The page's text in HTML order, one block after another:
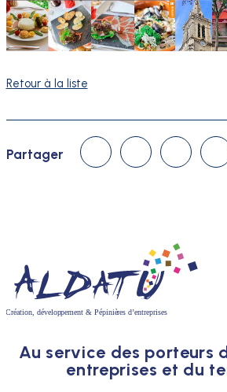
Retour à la liste
Partager
Linked InFacebookTwitter
Au service des porteurs
entreprises et du